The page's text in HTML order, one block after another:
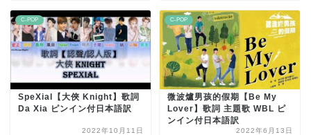
C-POP
SpeXial【大俠 Knight】歌詞
Da Xia ピンイン付日本語訳
2022年10月11日
C-POP
微波爐男孩的假期【Be My
Lover】歌詞 主題歌 WBL ピ
ンイン付日本語訳
2022年6月13日